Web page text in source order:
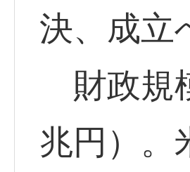
決、成立
財政規
兆円）。